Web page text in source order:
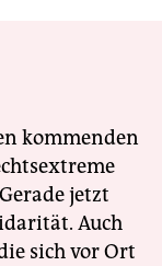
kommenden
jetzt
Auch
sich vor Ort